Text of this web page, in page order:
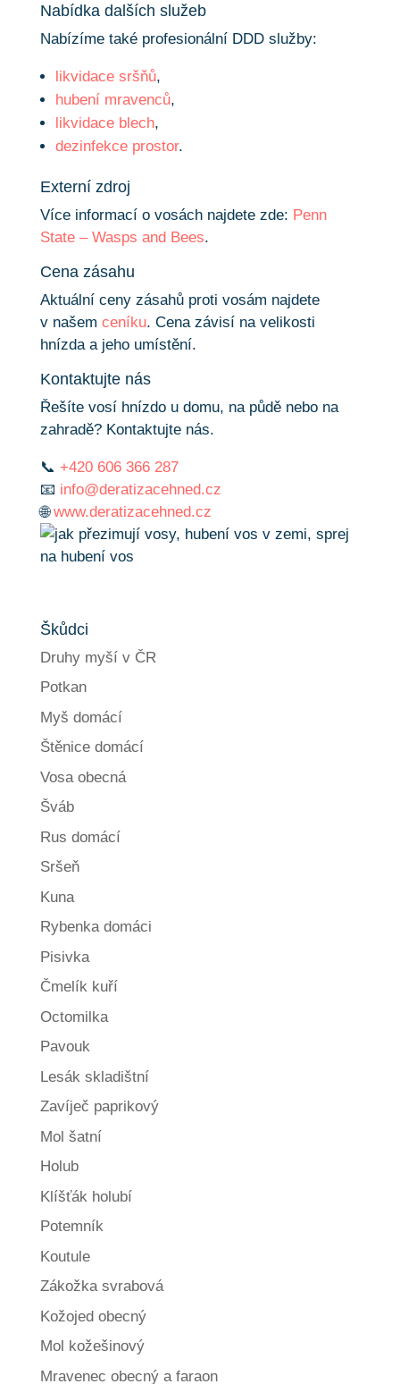
Nabídka dalších služeb
Nabízíme také profesionální DDD služby:
likvidace sršňů,
hubení mravenců,
likvidace blech,
dezinfekce prostor.
Externí zdroj
Více informací o vosách najdete zde: Penn
State – Wasps and Bees.
Cena zásahu
Aktuální ceny zásahů proti vosám najdete
v našem ceníku. Cena závisí na velikosti
hnízda a jeho umístění.
Kontaktujte nás
Řešíte vosí hnízdo u domu, na půdě nebo na
zahradě? Kontaktujte nás.
📞 +420 606 366 287
📧 info@deratizacehned.cz
🌐www.deratizacehned.cz
Škůdci
Druhy myší v ČR
Potkan
Myš domácí
Štěnice domácí
Vosa obecná
Šváb
Rus domácí
Sršeň
Kuna
Rybenka domáci
Pisivka
Čmelík kuří
Octomilka
Pavouk
Lesák skladištní
Zavíječ paprikový
Mol šatní
Holub
Klíšťák holubí
Potemník
Koutule
Zákožka svrabová
Kožojed obecný
Mol kožešinový
Mravenec obecný a faraon